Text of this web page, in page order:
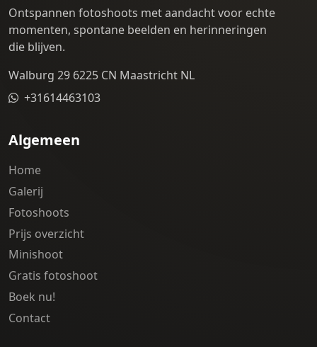
Ontspannen fotoshoots met aandacht voor echte
momenten, spontane beelden en herinneringen
die blijven.
Walburg 29 6225 CN Maastricht NL
+31614463103
Algemeen
Home
Galerij
Fotoshoots
Prijs overzicht
Minishoot
Gratis fotoshoot
Boek nu!
Contact